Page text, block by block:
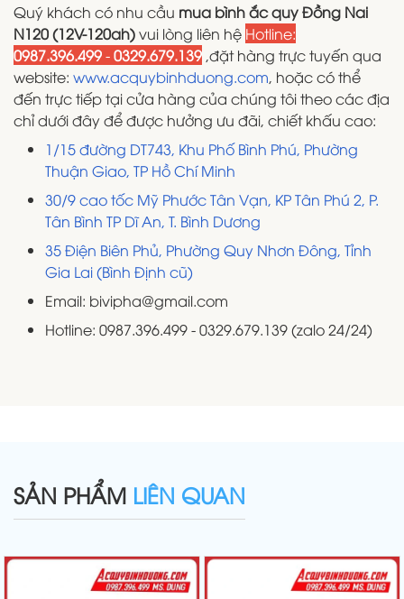
Quý khách có nhu cầu mua bình ắc quy Đồng Nai
N120 (12V-120ah)vui lòng liên hệ Hotline:
0987.396.499-0329.679.139 ,đặt hàng trực tuyến qua
website: www.acquybinhduong.com, hoặc có thể
đến trực tiếp tại cửa hàng của chúng tôi theo các địa
chỉ dưới đây để được hưởng ưu đãi, chiết khấu cao:
1/15 đường DT743, Khu Phố Bình Phú, Phường
Thuận Giao, TP Hồ Chí Minh
30/9 cao tốc Mỹ Phước Tân Vạn, KP Tân Phú 2, P.
Tân Bình TP Dĩ An, T. Bình Dương
35 Điện Biên Phủ, Phường Quy Nhơn Đông, Tỉnh
Gia Lai (Bình Định cũ)
Email: bivipha@gmail.com
Hotline: 0987.396.499 - 0329.679.139 (zalo 24/24)
SẢN PHẨM LIÊN QUAN